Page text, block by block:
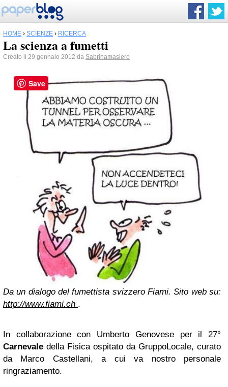
HOME › SCIENZE › RICERCA
La scienza a fumetti
Creato il 29 gennaio 2012 da Sabrinamasiero
Da un dialogo del fumettista svizzero Fiami. Sito web su:
http://www.fiami.ch .
In collaborazione con Umberto Genovese per il 27°
Carnevale della Fisica ospitato da GruppoLocale, curato
da Marco Castellani, a cui va nostro personale
ringraziamento.
Save